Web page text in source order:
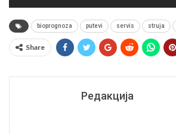
bioprognoza putevi servis struja
Share
Редакција